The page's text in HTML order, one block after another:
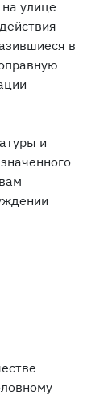
улице
в
и